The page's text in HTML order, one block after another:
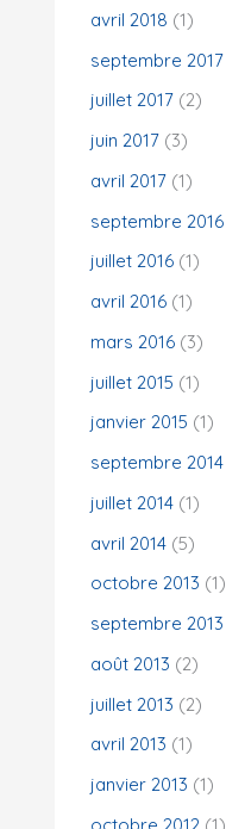
avril 2018 (1)
septembre 2017
juillet 2017 (2)
juin 2017 (3)
avril 2017 (1)
septembre 2016
juillet 2016 (1)
avril 2016 (1)
mars 2016 (3)
juillet 2015 (1)
janvier 2015 (1)
septembre 2014
juillet 2014 (1)
avril 2014 (5)
octobre 2013 (1)
septembre 2013
août 2013 (2)
juillet 2013 (2)
avril 2013 (1)
janvier 2013 (1)